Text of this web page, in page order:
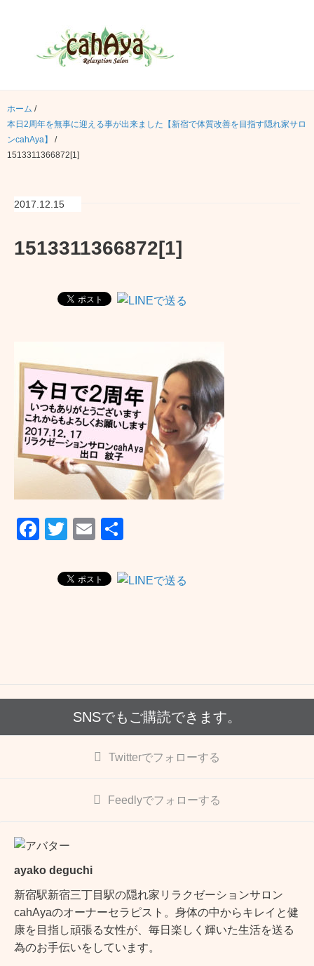
ホーム /
本日2周年を無事に迎える事が出来ました【新宿で体質改善を目指す隠れ家サロ
ンcahAya】
/
1513311366872[1]
2017.12.15
1513311366872[1]
F
k
T
tt
E
ail
SNSでもご購読できます。
Twitterでフォローする
Feedlyでフォローする
ayako deguchi
新宿駅新宿三丁目駅の隠れ家リラクゼーションサロン
cahAyaのオーナーセラピスト。身体の中からキレイと健
康を目指し頑張る女性が、毎日楽しく輝いた生活を送る
為のお手伝いをしています。